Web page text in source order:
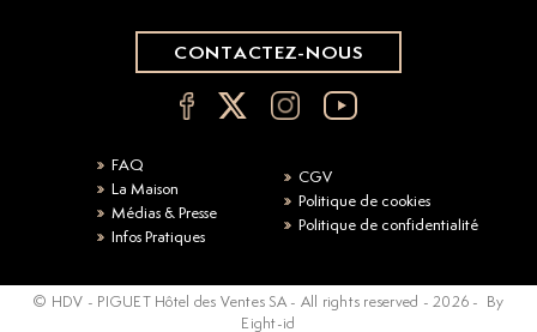
CONTACTEZ-NOUS
FAQ
La Maison
Médias & Presse
Infos Pratiques
CGV
Politique de cookies
Politique de confidentialité
© HDV - PIGUET Hôtel des Ventes SA - All rights reserved - 2026 - By
Eight-id